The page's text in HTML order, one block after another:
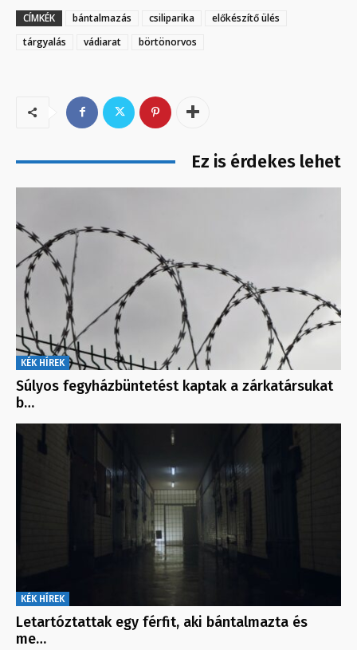
CÍMKÉK bántalmazás csiliparika
előkészítő ülés
tárgyalás
vádiarat börtönorvos
Ez is érdekes lehet
KÉK HÍREK
Súlyos fegyházbüntetést kaptak a zárkatársukat
b…
KÉK HÍREK
Letartóztattak egy férfit, aki bántalmazta és
me…